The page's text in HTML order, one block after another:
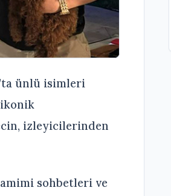
ünlü isimleri
ikonik
izleyicilerinden
sohbetleri ve